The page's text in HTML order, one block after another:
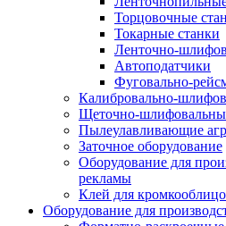
Торцовочные
Токарные станки
Ленточно-
Автоподатчики
Фуговально-
Калибровально-
Щеточно-
Пылеулавливающие
Заточное оборудование
Оборудование для
рекламы
Клей для
Оборудование для